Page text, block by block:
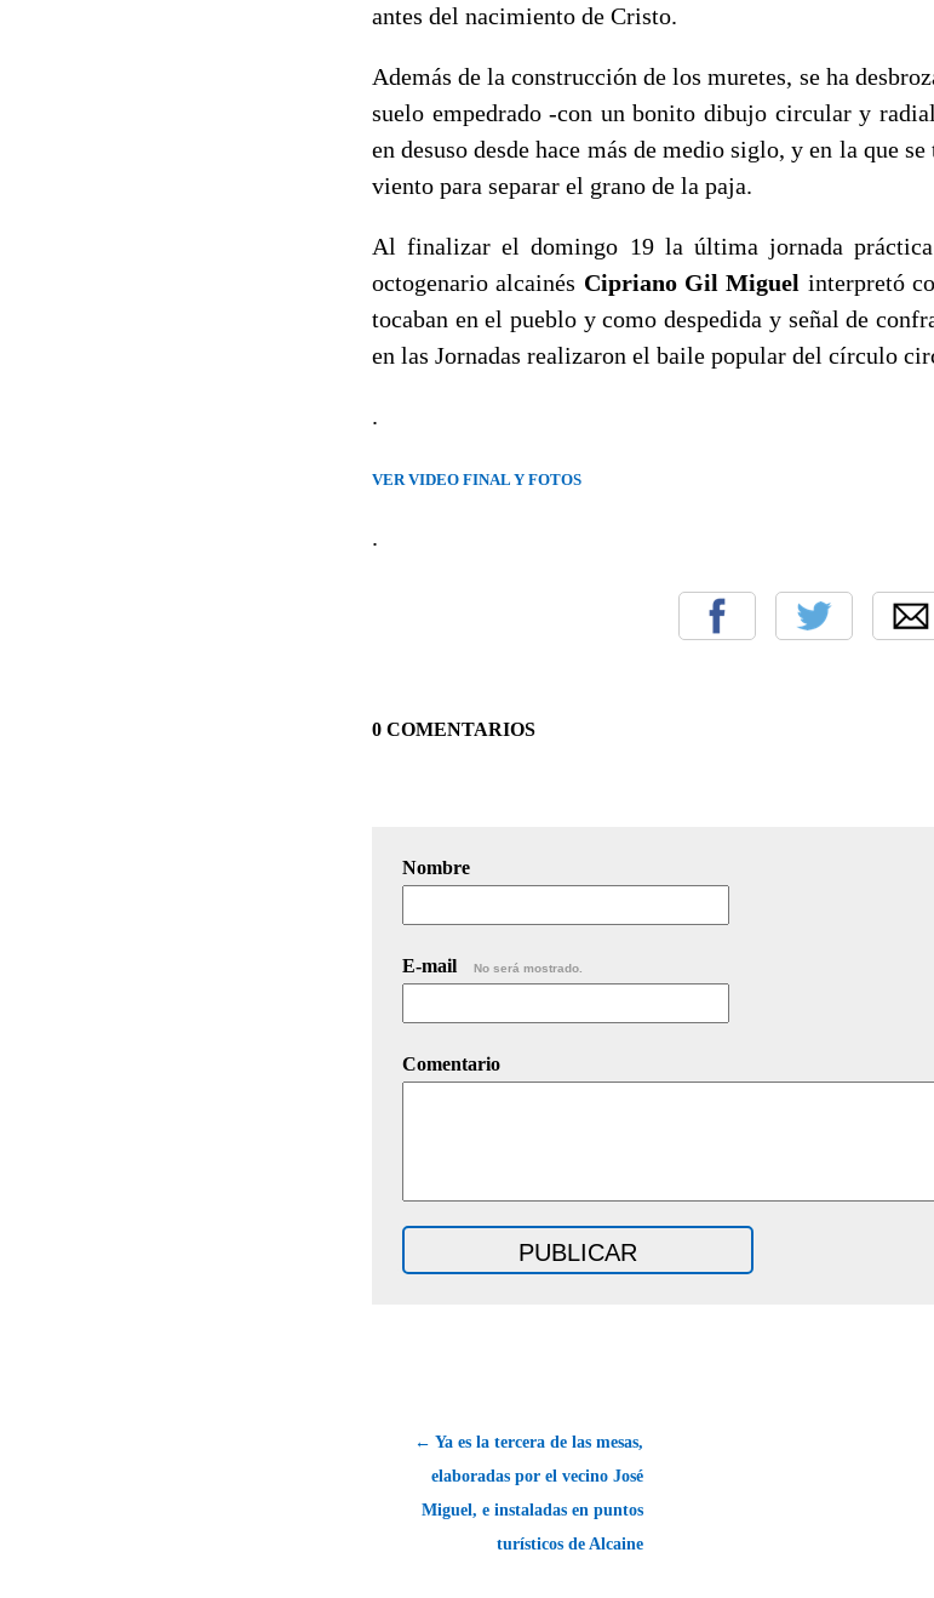
antes del nacimiento de Cristo.
Además de la construcción de los muretes, se ha
suelo empedrado -con un bonito dibujo circular y
en desuso desde hace más de medio siglo, y en la que
viento para separar el grano de la paja.
Al finalizar el domingo 19 la última jornada
octogenario alcainés Cipriano Gil Miguel interpretó
tocaban en el pueblo y como despedida y señal de
en las Jornadas realizaron el baile popular del círculo
.
VER VIDEO FINAL Y FOTOS
.
0 COMENTARIOS
Nombre
E-mail No será mostrado.
Comentario
← Ya es la tercera de las mesas,
elaboradas por el vecino José
Miguel, e instaladas en puntos
turísticos de Alcaine